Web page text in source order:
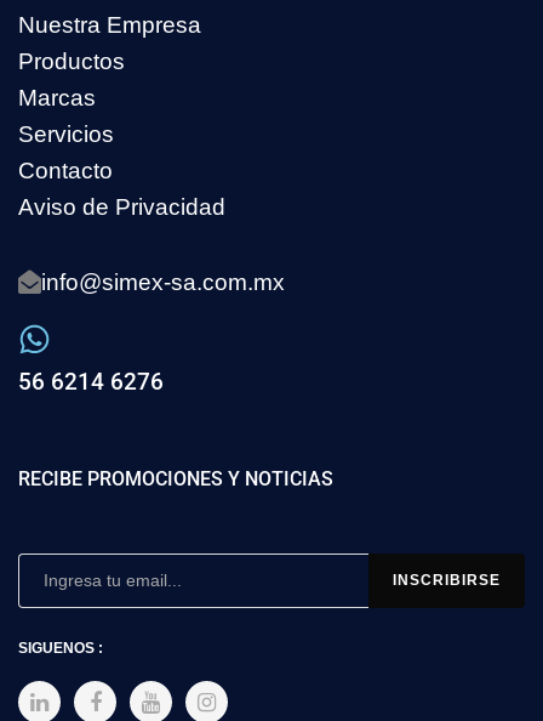
Nuestra Empresa
Productos
Marcas
Servicios
Contacto
Aviso de Privacidad
info@simex-sa.com.mx
56 6214 6276
RECIBE PROMOCIONES Y NOTICIAS
SIGUENOS :